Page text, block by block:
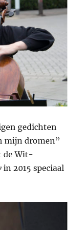
gedichten
mijn dromen”
de Wit-
in 2015 speciaal